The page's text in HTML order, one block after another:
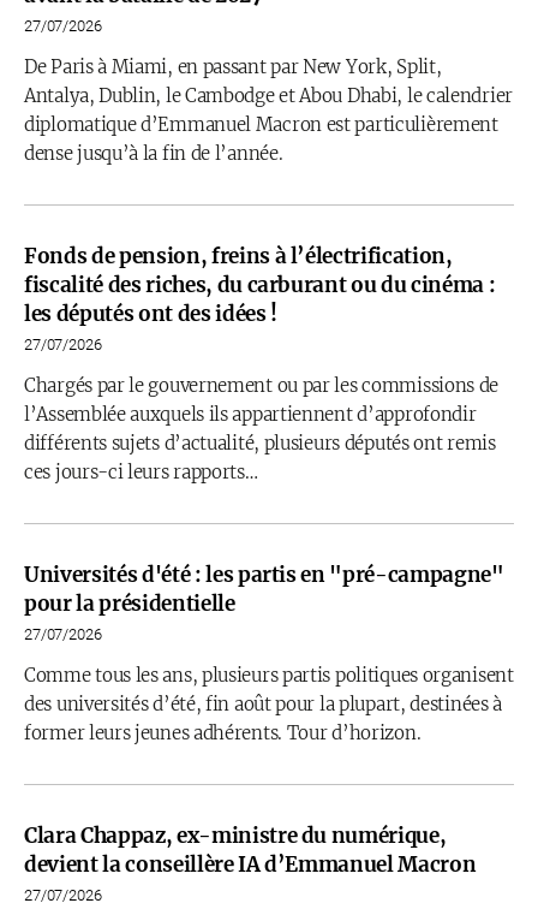
27/07/2026
De Paris à Miami, en passant par New York, Split,
Antalya, Dublin, le Cambodge et Abou Dhabi, le calendrier
diplomatique d’Emmanuel Macron est particulièrement
dense jusqu’à la fin de l’année.
Fonds de pension, freins à l’électrification,
fiscalité des riches, du carburant ou du cinéma :
les députés ont des idées !
27/07/2026
Chargés par le gouvernement ou par les commissions de
l’Assemblée auxquels ils appartiennent d’approfondir
différents sujets d’actualité, plusieurs députés ont remis
ces jours-ci leurs rapports…
Universités d'été : les partis en "pré-campagne"
pour la présidentielle
27/07/2026
Comme tous les ans, plusieurs partis politiques organisent
des universités d’été, fin août pour la plupart, destinées à
former leurs jeunes adhérents. Tour d’horizon.
Clara Chappaz, ex-ministre du numérique,
devient la conseillère IA d’Emmanuel Macron
27/07/2026